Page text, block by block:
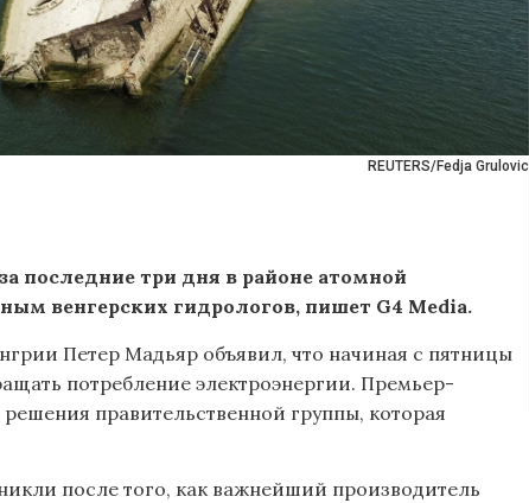
REUTERS/Fedja Grulovic
последние три дня в районе атомной
венгерских гидрологов, пишет G4 Media.
Петер Мадьяр объявил, что начиная с пятницы
потребление электроэнергии. Премьер-
правительственной группы, которая
после того, как важнейший производитель